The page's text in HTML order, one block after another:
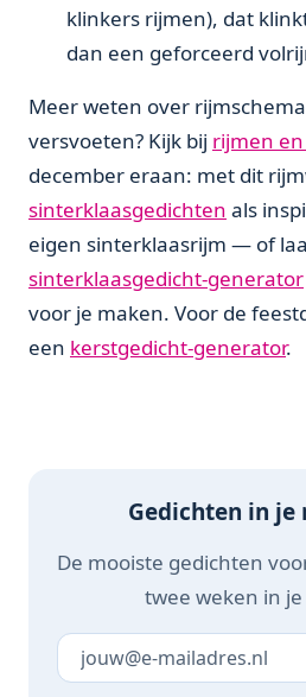
klinkers rijmen), dat
dan een geforceerd
Meer weten over
versvoeten? Kijk bij rijmen
december eraan: met dit
sinterklaasgedichten als
eigen sinterklaasrijm — of
sinterklaasgedicht-generator
voor je maken. Voor de
een kerstgedicht-generator.
Gedichten in je
De mooiste gedichten
twee weken in
Laat dit veld leeg Je